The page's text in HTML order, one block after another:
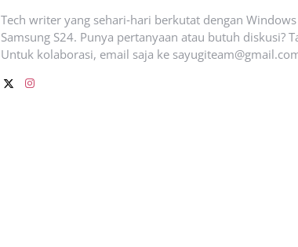
Tech writer yang sehari‑hari berkutat dengan
Samsung S24. Punya pertanyaan atau butuh diskusi?
Untuk kolaborasi, email saja ke